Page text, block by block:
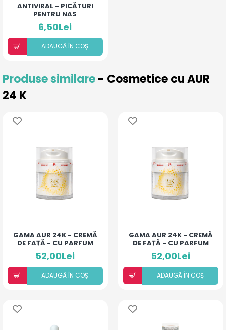
ANTIVIRAL - PICĂTURI
PENTRU NAS
6,50Lei
ADAUGÃ ÎN COȘ
Produse similare- Cosmetice cu AUR
24 K
GAMA AUR 24K - CREMĂ
DE FAȚĂ - CU PARFUM
DE IASOMIE
52,00Lei
ADAUGÃ ÎN COȘ
GAMA AUR 24K - CREMĂ
DE FAȚĂ - CU PARFUM
DE OUD
52,00Lei
ADAUGÃ ÎN COȘ